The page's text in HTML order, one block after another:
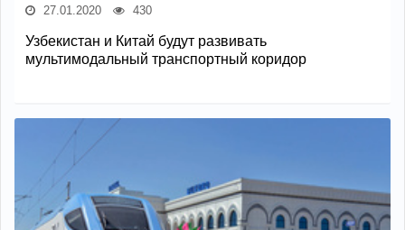
27.01.2020 430
Узбекистан и Китай будут развивать
мультимодальный транспортный коридор